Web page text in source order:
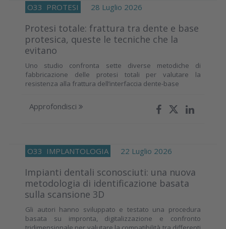
O33 PROTESI 28 Luglio 2026
Protesi totale: frattura tra dente e base
protesica, queste le tecniche che la
evitano
Uno studio confronta sette diverse metodiche di
fabbricazione delle protesi totali per valutare la
resistenza alla frattura dell’interfaccia dente-base
Approfondisci
O33 IMPLANTOLOGIA 22 Luglio 2026
Impianti dentali sconosciuti: una nuova
metodologia di identificazione basata
sulla scansione 3D
Gli autori hanno sviluppato e testato una procedura
basata su impronta, digitalizzazione e confronto